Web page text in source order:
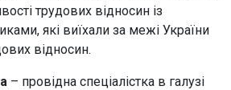
трудових відносин із
які виїхали за межі України
відносин.
– провідна спеціалістка в галузі